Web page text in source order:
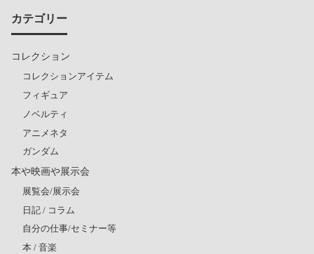
カテゴリー
コレクション
コレクションアイテム
フィギュア
ノベルティ
アニメネタ
ガンダム
本や映画や展示会
展覧会/展示会
日記 / コラム
自分の仕事/セミナー等
本 / 音楽